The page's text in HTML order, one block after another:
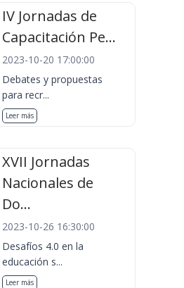
IV Jornadas de
Capacitación Pe...
2023-10-20 17:00:00
Debates y propuestas
para recr...
Leer más
XVII Jornadas
Nacionales de
Do...
2023-10-26 16:30:00
Desafíos 4.0 en la
educación s...
Leer más